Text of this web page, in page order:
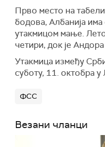
Прво место на
бодова, Албанија
утакмицом мање.
четири, док је
Утакмица између
суботу, 11. октобра
ФСС
Везани чланци